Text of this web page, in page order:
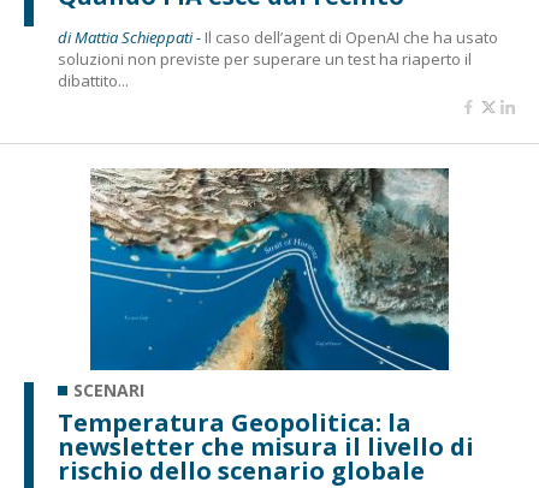
di Mattia Schieppati - Il caso dell’agent di OpenAI che ha usato
soluzioni non previste per superare un test ha riaperto il
dibattito...
SCENARI
Temperatura Geopolitica: la
newsletter che misura il livello di
rischio dello scenario globale